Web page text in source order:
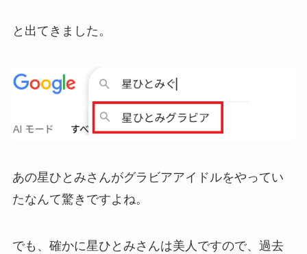
と出てきました。
あの星ひとみさんがグラビアアイドルをやってい
たなんて驚きですよね。
でも、確かに星ひとみさんは美人ですので、過去